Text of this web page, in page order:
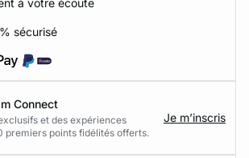
sécurisé
Connect
et des expériences
premiers points fidélités offerts.
Je m’inscris